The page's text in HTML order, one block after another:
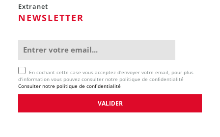
Extranet
NEWSLETTER
En cochant cette case vous acceptez d'envoyer votre email, pour plus
d'information vous pouvez consulter notre politique de confidentialité
Consulter notre politique de confidentialité